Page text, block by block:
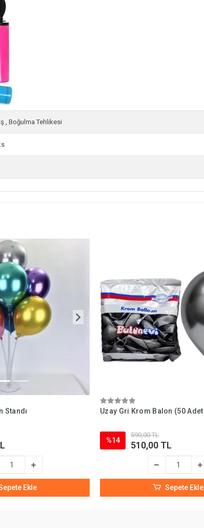
, Boğulma Tehlikesi
Standı
Ekle
Uzay Gri Krom Balon (50
%14
590,00 TL
510,00 TL
Sepete Ekle